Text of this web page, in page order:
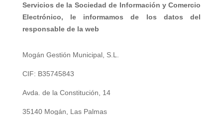
Servicios de la Sociedad de Información y Comercio
Electrónico, le informamos de los datos del
responsable de la web
Mogán Gestión Municipal, S.L.
CIF: B35745843
Avda. de la Constitución, 14
35140 Mogán, Las Palmas